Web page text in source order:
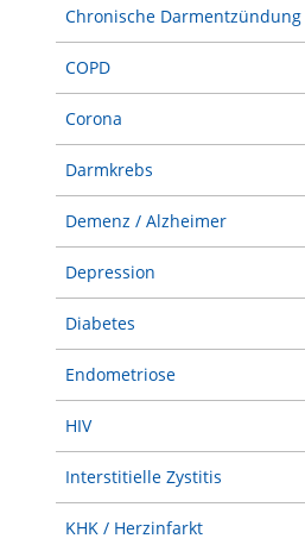
Chronische Darmentzündung
COPD
Corona
Darmkrebs
Demenz / Alzheimer
Depression
Diabetes
Endometriose
HIV
Interstitielle Zystitis
KHK / Herzinfarkt